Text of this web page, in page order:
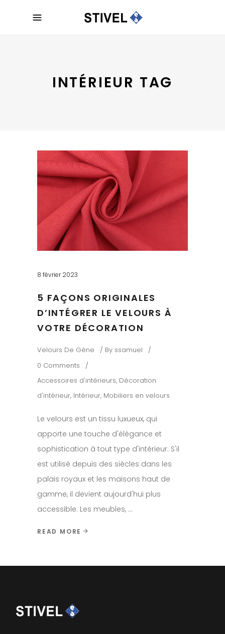
INTÉRIEUR TAG
8 février 2023
5 FAÇONS ORIGINALES
D’INTÉGRER LE VELOURS À
VOTRE DÉCORATION
Velours De Gène By ssamuel
0 Comments
Accessoires d'intérieurs, Décoration
d'intérieur, Intérieur, Mobiliers en velours
Le velours est un tissu luxueux, qui
apporte une touche d'élégance et
sophistication à tout type d'intérieur. S'il
est utilisé depuis des siècles dans les
palais royaux et les maisons haut de
gamme, il devient aujourd'hui plus
accessible. Les meubles,
READ MORE